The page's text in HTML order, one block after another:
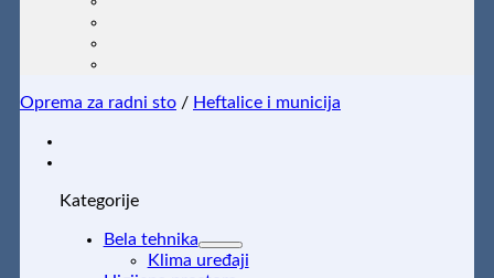
Oprema za radni sto / Heftalice i municija
Kategorije
Bela tehnika
Klima uređaji